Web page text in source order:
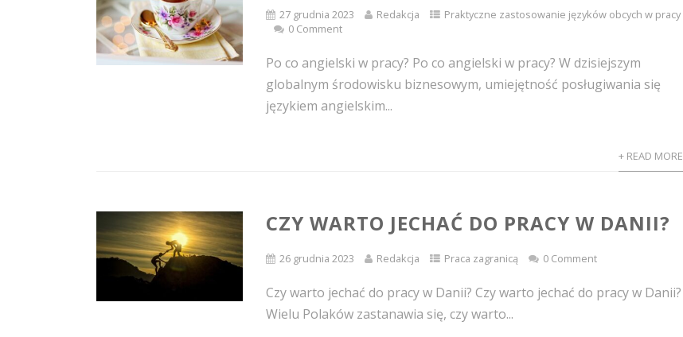
27 grudnia 2023 Redakcja
Praktyczne zastosowanie języków obcych w pracy
0 Comment
Po co angielski w pracy? Po co angielski w pracy? W dzisiejszym
globalnym środowisku biznesowym, umiejętność posługiwania się
językiem angielskim...
+ READ MORE
CZY WARTO JECHAĆ DO PRACY W DANII?
26 grudnia 2023 Redakcja Praca zagranicą 0 Comment
Czy warto jechać do pracy w Danii? Czy warto jechać do pracy w Danii?
Wielu Polaków zastanawia się, czy warto...